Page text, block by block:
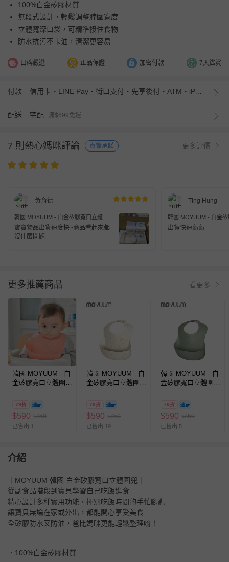
100%白金矽膠材質
無段式設計，輕鬆調整脖圍寬度
立體寬深口袋，可精準接住食物
防水抗污不卡油，清潔更容易
口碑嚴選 正品保證 加密付款 7天鑑賞
付款 信用卡・LINE Pay・街口支付・先享後付・ATM・iPASS MONEY
配送 宅配 滿$699免運
7 則熱心媽咪評論 真實承諾 更多評價
黃育德
韓國 MOYUUM - 白金矽膠寬口立體圍
兜 兒童圍兜 圍兜-甜蜜莓果
寶寶物品出貨速度快~商品看起來都
沒什麼問題
Ting Hung
韓國 MOYUUM - 白金
兜 兒童圍兜 圍兜-珊瑚粉
出貨快速👍👍
更多推薦商品 看更多
韓國 MOYUUM - 白
金矽膠寬口立體圍兜
橘
79折
$590 $750
已售出 1
韓國 MOYUUM - 白
金矽膠寬口立體圍兜
莓果
79折
$590 $750
已售出 19
韓國 MOYUUM - 白
金矽膠寬口立體圍兜
綠
79折
$590 $750
已售出 5
介紹
｜MOYUUM 韓國 白金矽膠寬口立體圍兜｜
從副食品階段到寶貝學習自己吃飯進食
精心設計多種實用功能，揮別吃飯時間的手忙腳亂
讓寶貝無論在家或外出，都能開心享受美食
全矽膠防水又防油，爸比媽咪更能輕鬆整理唷！
．100%白金矽膠材質